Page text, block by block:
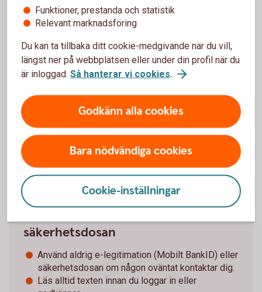
känsliga positioner med större befogenhet. Till
exempel Ekonomi- eller IT-personal.
Om det ändå händer - spara
underlag
Om företaget trots allt blir utsatt, kontakta
omgående banken och informera vad som hänt.
Särskilt om det försvunnit pengar. Spara och
dokumentera så mycket information som möjligt
för att kunna överlämna till brottsutredande
myndigheter i jakten på förövarna.
säkerhetsdosan
Använd aldrig e-legitimation (Mobilt BankID) eller
säkerhetsdosan om någon oväntat kontaktar dig.
Läs alltid texten innan du loggar in eller
Funktioner, prestanda och statistik
Relevant marknadsföring
Du kan ta tillbaka ditt cookie-medgivande när du vill,
längst ner på webbplatsen eller under din profil när du
är inloggad. Så hanterar vi cookies.
Godkänn alla cookies
Bara nödvändiga cookies
Cookie-inställningar